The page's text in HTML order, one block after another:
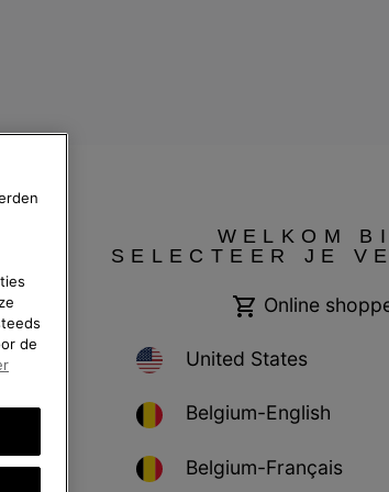
WELKOM
SELECTEER JE
Online
United States
Belgium-English
Belgium-Français
de